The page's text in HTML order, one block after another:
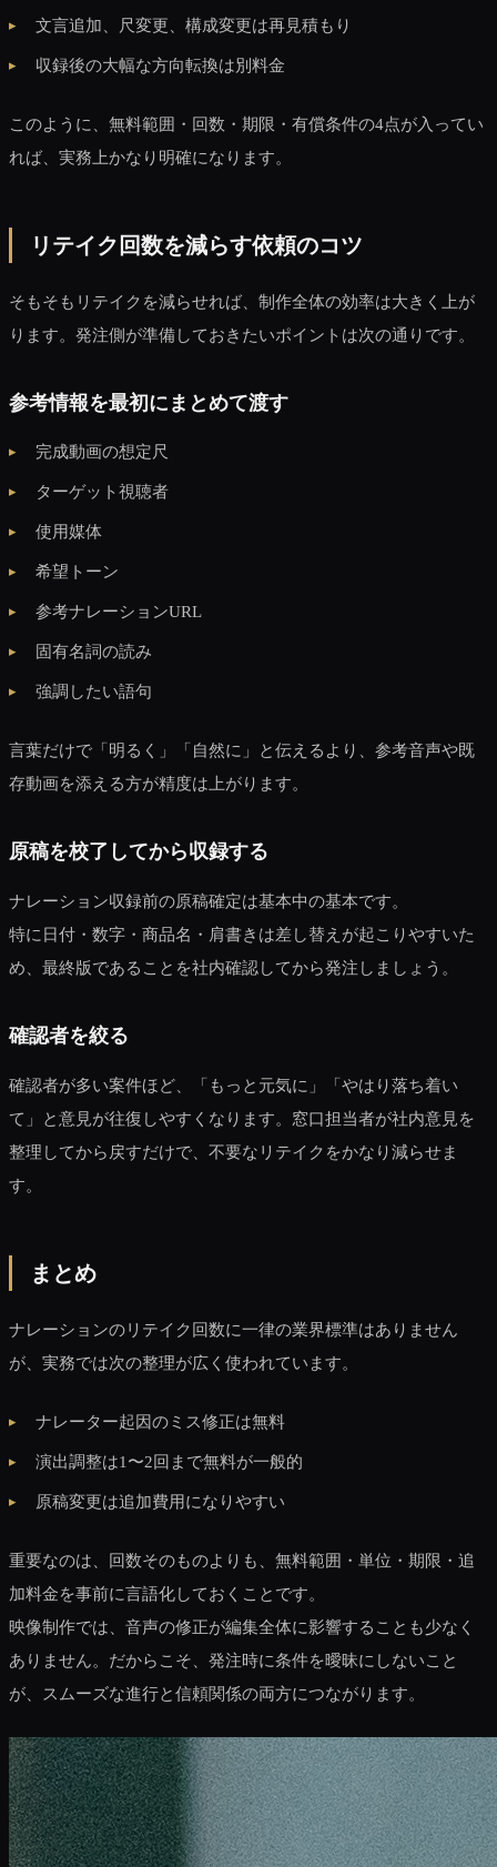
文言追加、尺変更、構成変更は再見積もり
収録後の大幅な方向転換は別料金
このように、無料範囲・回数・期限・有償条件の4点が入ってい
れば、実務上かなり明確になります。
リテイク回数を減らす依頼のコツ
そもそもリテイクを減らせれば、制作全体の効率は大きく上が
ります。発注側が準備しておきたいポイントは次の通りです。
参考情報を最初にまとめて渡す
完成動画の想定尺
ターゲット視聴者
使用媒体
希望トーン
参考ナレーションURL
固有名詞の読み
強調したい語句
言葉だけで「明るく」「自然に」と伝えるより、参考音声や既
存動画を添える方が精度は上がります。
原稿を校了してから収録する
ナレーション収録前の原稿確定は基本中の基本です。
特に日付・数字・商品名・肩書きは差し替えが起こりやすいた
め、最終版であることを社内確認してから発注しましょう。
確認者を絞る
確認者が多い案件ほど、「もっと元気に」「やはり落ち着い
て」と意見が往復しやすくなります。窓口担当者が社内意見を
整理してから戻すだけで、不要なリテイクをかなり減らせま
す。
まとめ
ナレーションのリテイク回数に一律の業界標準はありません
が、実務では次の整理が広く使われています。
ナレーター起因のミス修正は無料
演出調整は1〜2回まで無料が一般的
原稿変更は追加費用になりやすい
重要なのは、回数そのものよりも、無料範囲・単位・期限・追
加料金を事前に言語化しておくことです。
映像制作では、音声の修正が編集全体に影響することも少なく
ありません。だからこそ、発注時に条件を曖昧にしないこと
が、スムーズな進行と信頼関係の両方につながります。